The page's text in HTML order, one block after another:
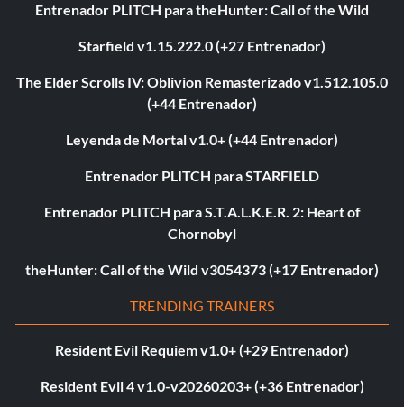
Entrenador PLITCH para theHunter: Call of the Wild
Starfield v1.15.222.0 (+27 Entrenador)
The Elder Scrolls IV: Oblivion Remasterizado v1.512.105.0
(+44 Entrenador)
Leyenda de Mortal v1.0+ (+44 Entrenador)
Entrenador PLITCH para STARFIELD
Entrenador PLITCH para S.T.A.L.K.E.R. 2: Heart of
Chornobyl
theHunter: Call of the Wild v3054373 (+17 Entrenador)
TRENDING TRAINERS
Resident Evil Requiem v1.0+ (+29 Entrenador)
Resident Evil 4 v1.0-v20260203+ (+36 Entrenador)